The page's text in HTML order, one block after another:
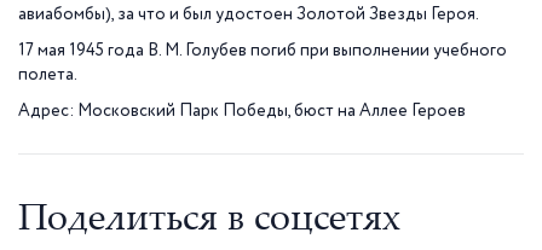
авиабомбы), за что и был удостоен Золотой Звезды Героя.
17 мая 1945 года В. М. Голубев погиб при выполнении учебного
полета.
Адрес: Московский Парк Победы, бюст на Аллее Героев
Поделиться в соцсетях